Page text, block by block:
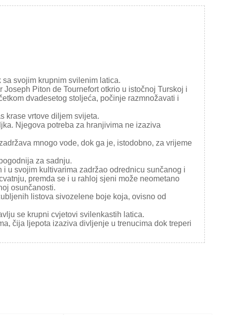
svojim krupnim svilenim latica.
Piton de Tournefort otkrio u istočnoj Turskoj i
dvadesetog stoljeća, počinje razmnožavati i
krase vrtove diljem svijeta.
Njegova potreba za hranjivima ne izaziva
mnogo vode, dok ga je, istodobno, za vrijeme
za sadnju.
u svojim kultivarima zadržao odrednicu sunčanog i
premda se i u rahloj sjeni može neometano
osunčanosti.
listova sivozelene boje koja, ovisno od
se krupni cvjetovi svilenkastih latica.
čija ljepota izaziva divljenje u trenucima dok treperi